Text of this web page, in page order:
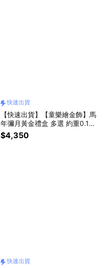
快速出貨
【快速出貨】【童樂繪金飾】馬
年彌月黃金禮盒 多選 約重0.1錢
附贈馬年平安符 (滿月 保平安 9
99純金)
$4,350
快速出貨